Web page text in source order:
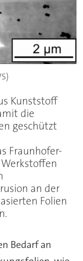
Kunststoff
die
geschützt
Fraunhofer-
an der
Folien
Bedarf an